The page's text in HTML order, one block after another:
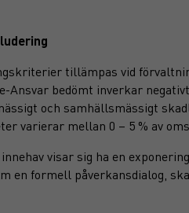
tillämpas vid
Ansvar bedömt inverkar
och samhällsmässigt
varierar mellan 0 – 5 % av
visar sig ha en
en formell påverkansdialog,